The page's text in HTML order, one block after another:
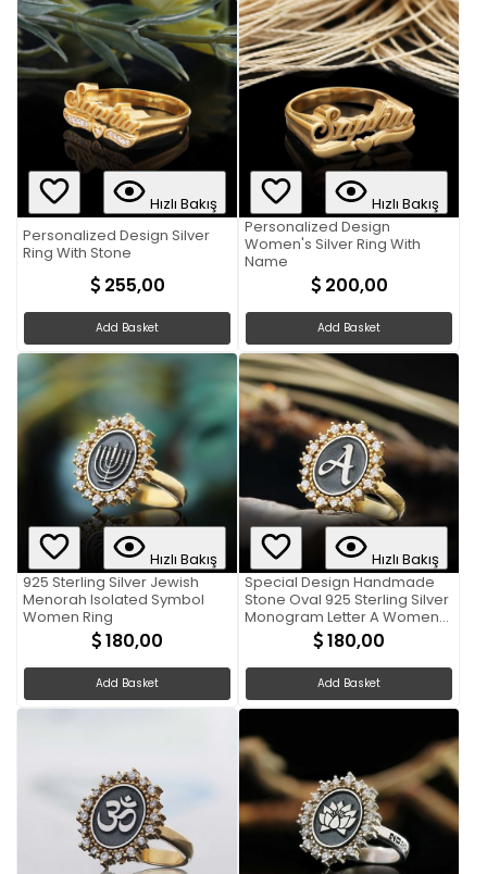
Hızlı Bakış
Personalized Design Silver
Ring With Stone
255,00
Add Basket
Hızlı Bakış
Personalized Design
Women's Silver Ring With
Name
200,00
Add Basket
Hızlı Bakış
925 Sterling Silver Jewish
Menorah Isolated Symbol
Women Ring
180,00
Add Basket
Hızlı Bakış
Special Design Handmade
Stone Oval 925 Sterling Silver
Monogram Letter A Women
180,00
Add Basket